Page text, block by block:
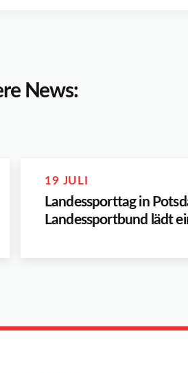
News:
19 JULI
Landessporttag in
Landessportbund lädt